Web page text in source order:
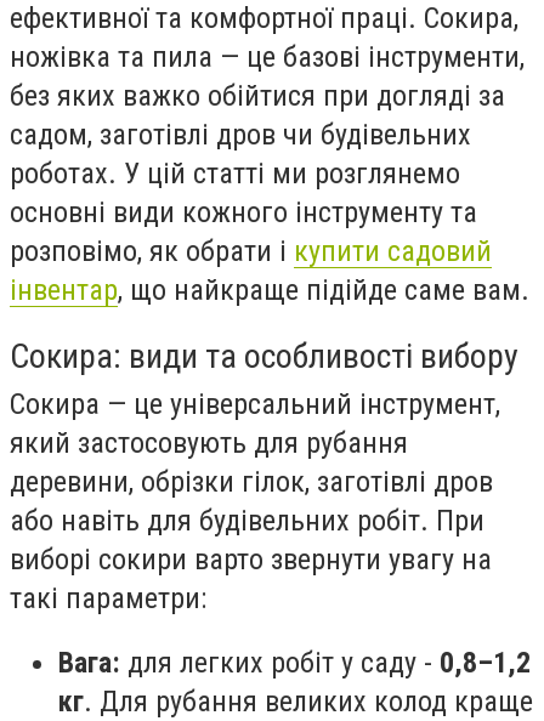
ефективної та комфортної праці. Сокира,
ножівка та пила — це базові інструменти,
без яких важко обійтися при догляді за
садом, заготівлі дров чи будівельних
роботах. У цій статті ми розглянемо
основні види кожного інструменту та
розповімо, як обрати і купити садовий
інвентар, що найкраще підійде саме вам.
Сокира: види та особливості вибору
Сокира — це універсальний інструмент,
який застосовують для рубання
деревини, обрізки гілок, заготівлі дров
або навіть для будівельних робіт. При
виборі сокири варто звернути увагу на
такі параметри:
Вага: для легких робіт у саду - 0,8–1,2
кг. Для рубання великих колод краще